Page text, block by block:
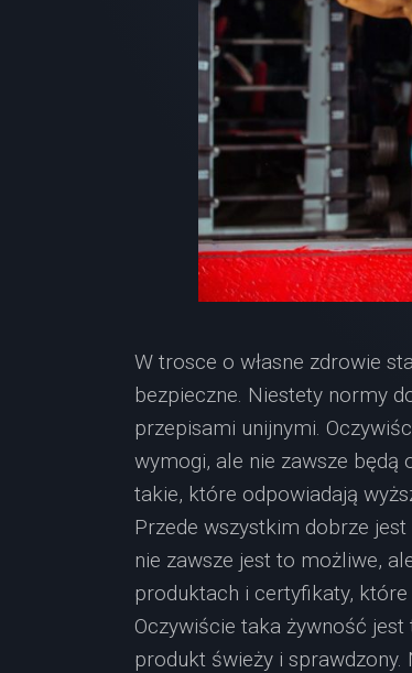
W trosce o własne zdrowie
bezpieczne. Niestety normy
przepisami unijnymi.
wymogi, ale nie zawsze będą
takie, które odpowiadają
Przede wszystkim dobrze
nie zawsze jest to możliwe,
produktach i certyfikaty,
Oczywiście taka żywność
produkt świeży i sprawdzony.